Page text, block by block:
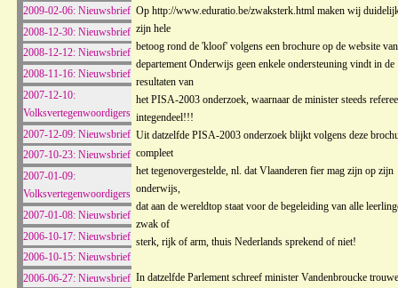
2009-02-06: Nieuwsbrief
2008-12-30: Nieuwsbrief
2008-12-12: Nieuwsbrief
2008-11-16: Nieuwsbrief
2007-12-10:
Volksvertegenwoordigers
2007-12-09: Nieuwsbrief
2007-10-23: Nieuwsbrief
2007-01-09:
Volksvertegenwoordigers
2007-01-08: Nieuwsbrief
2006-10-17: Nieuwsbrief
2006-10-15: Nieuwsbrief
2006-06-27: Nieuwsbrief
Op http://www.eduratio.be/zwaksterk.html maken wij
zijn hele
betoog rond de 'kloof' volgens een brochure op de website
departement Onderwijs geen enkele ondersteuning vindt in de
resultaten van
het PISA-2003 onderzoek, waarnaar de minister steeds
integendeel!!!
Uit datzelfde PISA-2003 onderzoek blijkt volgens deze
compleet
het tegenovergestelde, nl. dat Vlaanderen fier mag zijn op zijn
onderwijs,
dat aan de wereldtop staat voor de begeleiding van alle
zwak of
sterk, rijk of arm, thuis Nederlands sprekend of niet!
In datzelfde Parlement schreef minister Vandenbroucke